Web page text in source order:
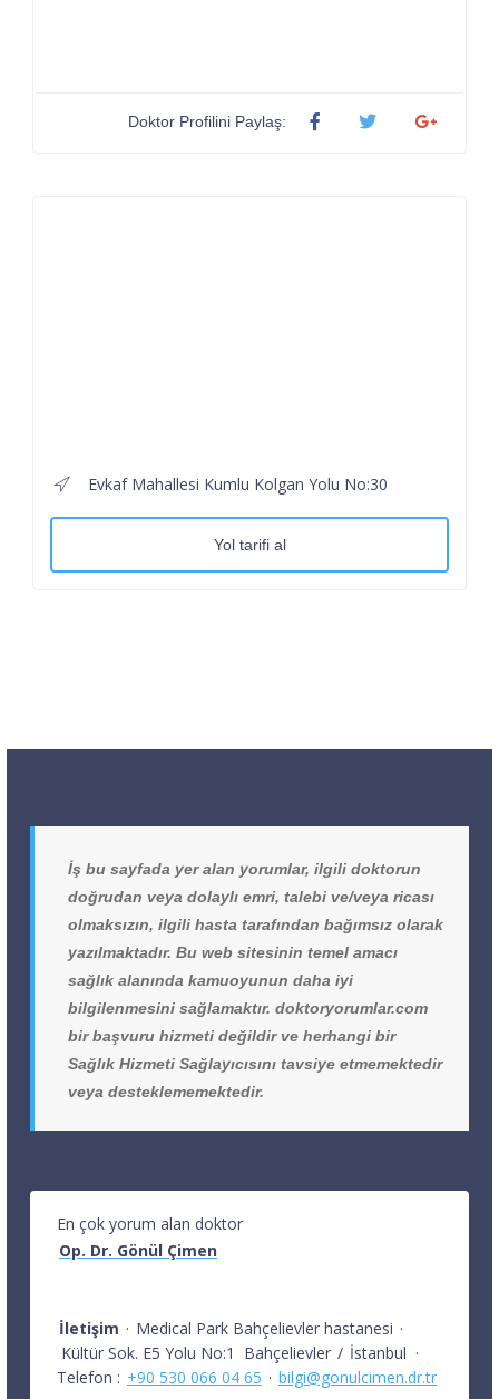
Doktor Profilini Paylaş:
Evkaf Mahallesi Kumlu Kolgan Yolu No:30
Yol tarifi al
İş bu sayfada yer alan yorumlar, ilgili doktorun
doğrudan veya dolaylı emri, talebi ve/veya ricası
olmaksızın, ilgili hasta tarafından bağımsız olarak
yazılmaktadır. Bu web sitesinin temel amacı
sağlık alanında kamuoyunun daha iyi
bilgilenmesini sağlamaktır. doktoryorumlar.com
bir başvuru hizmeti değildir ve herhangi bir
Sağlık Hizmeti Sağlayıcısını tavsiye etmemektedir
veya desteklememektedir.
En çok yorum alan doktor
Op. Dr. Gönül Çimen
İletişim · Medical Park Bahçelievler hastanesi ·
Kültür Sok. E5 Yolu No:1
Bahçelievler / İstanbul ·
Telefon : +90 530 066 04 65 · bilgi@gonulcimen.dr.tr